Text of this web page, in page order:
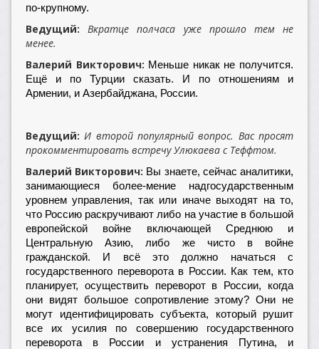
по-крупному.
Ведущий:
Вкратце полчаса уже прошло тем не
менее.
Валерий Викторович: Меньше никак не получится.
Ещё и по Турции сказать. И по отношениям и
Армении, и Азербайджана, России.
Ведущий:И второй популярный вопрос. Вас просят
прокомментировать встречу Улюкаева с Теффтом.
Валерий Викторович: Вы знаете, сейчас аналитики,
занимающиеся более-мение надгосударственным
уровнем управления, так или иначе выходят на то,
что Россию раскручивают либо на участие в большой
европейской войне включающей Среднюю и
Центральную Азию, либо же чисто в войне
гражданской. И всё это должно начаться с
государственного переворота в России. Как тем, кто
планирует, осуществить переворот в России, когда
они видят большое сопротивление этому? Они не
могут идентифицировать субъекта, который рушит
все их усилия по совершению государственного
переворота в России и устранения Путина, и